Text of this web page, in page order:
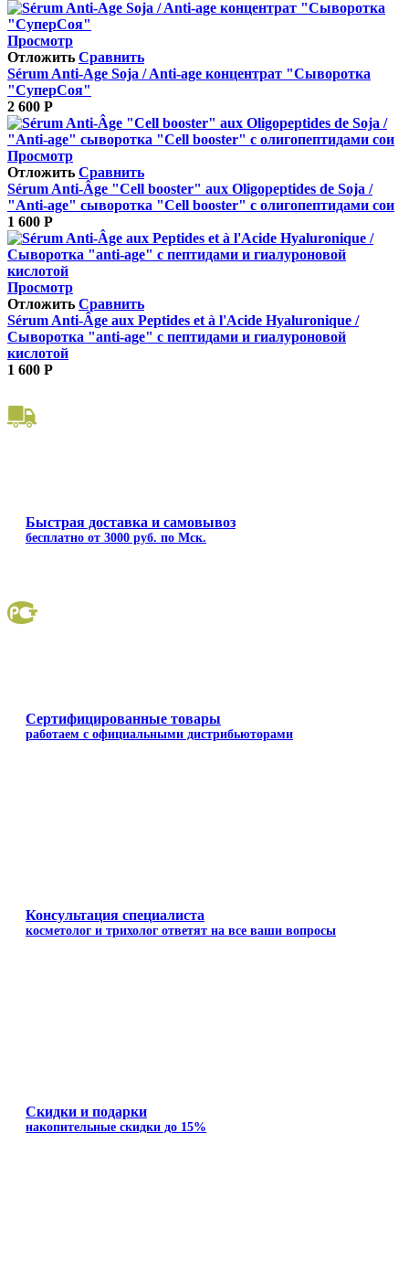
Просмотр
Отложить Сравнить
Sérum Anti-Age Soja / Anti-age концентрат "Сыворотка
"СуперСоя"
2 600 Р
Просмотр
Отложить Сравнить
Sérum Anti‐Âge "Cell booster" aux Oligopeptides de Soja /
"Anti‐age" сыворотка "Cell booster" с олигопептидами сои
1 600 Р
Просмотр
Отложить Сравнить
Sérum Anti‐Âge aux Peptides et à l'Acide Hyaluronique /
Сыворотка "anti‐age" с пептидами и гиалуроновой
кислотой
1 600 Р
Быстрая доставка и самовывоз
бесплатно от 3000 руб. по Мск.
Сертифицированные товары
работаем с официальными дистрибьюторами
Консультация специалиста
косметолог и трихолог ответят на все ваши вопросы
Скидки и подарки
накопительные скидки до 15%